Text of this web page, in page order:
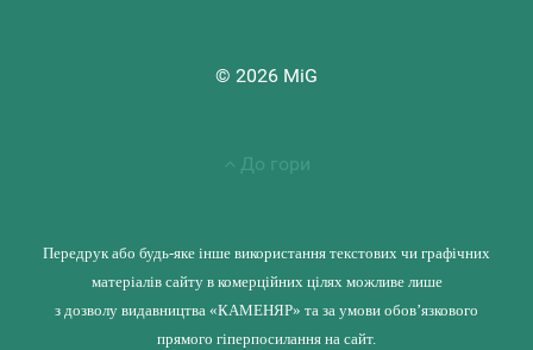
© 2026 MiG
До гори
Передрук або будь-яке інше використання текстових чи графічних
матеріалів сайту в комерційних цілях можливе лише
з дозволу видавництва «КАМЕНЯР» та за умови обов’язкового
прямого гіперпосилання на сайт.